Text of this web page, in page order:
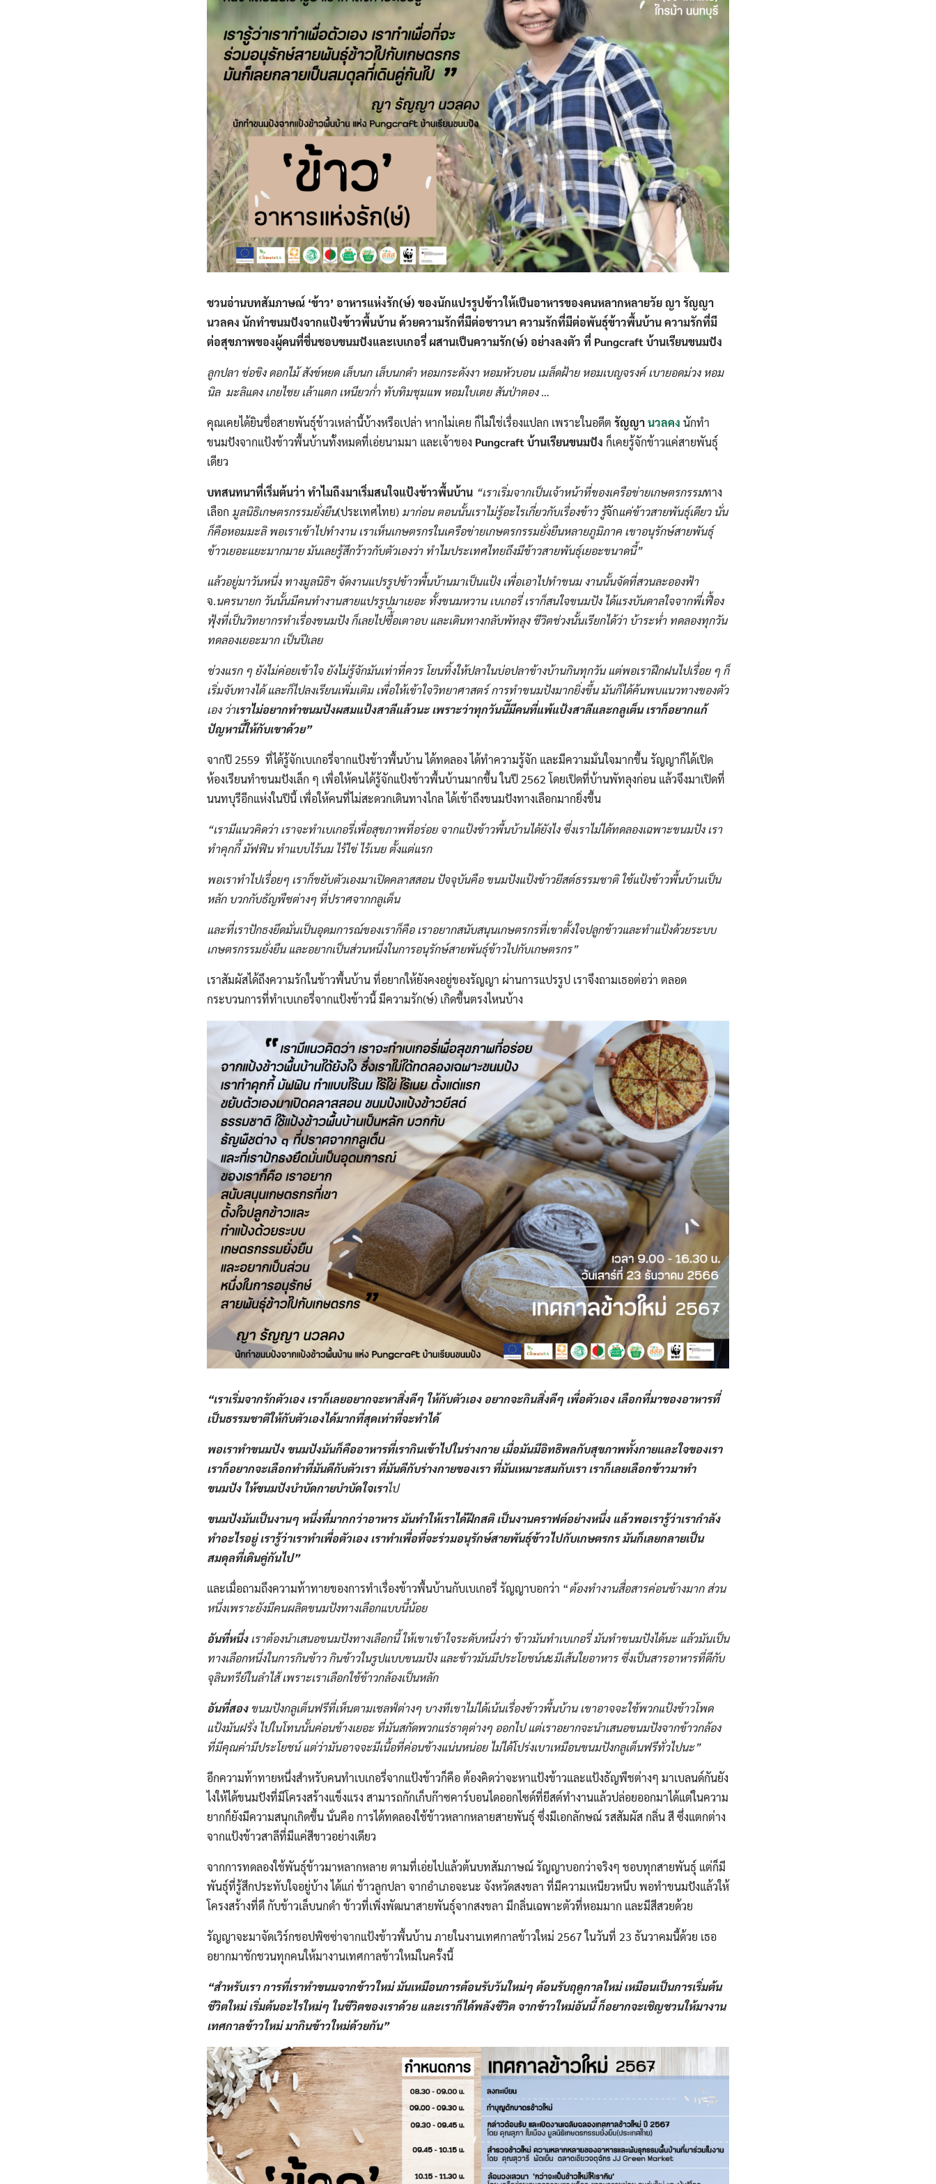
Search
for: Search
ชวนอ่านบทสัมภาษณ์ ‘ข้าว’ อาหารแห่งรัก(ษ์) ของนักแปรรูปข้าวให้เป็นอาหารของคนหลากหลายวัย ญา รัญญา
นวลคง นักทำขนมปังจากแป้งข้าวพื้นบ้าน ด้วยความรักที่มีต่อชาวนา ความรักที่มีต่อพันธุ์ข้าวพื้นบ้าน ความรักที่มี
ต่อสุขภาพของผู้คนที่ชื่นชอบขนมปังและเบเกอรี่ ผสานเป็นความรัก(ษ์) อย่างลงตัว ที่ Pungcraftบ้านเรียนขนมปัง
ลูกปลา​ ช่อขิง​ ดอกไม้​ สังข์หยด​ เล็บนก​ เล็บนกดำ​ หอมกระดังงา​ หอมหัวบอน​ เมล็ดฝ้าย​ หอมเบญจรงค์​ เบายอดม่วง​ หอม
นิล มะลิแดง​ เกยไชย​ เล้าแตก​ เหนียวก่ำ​ ทับทิมชุมแพ หอมใบเตย​ สันป่าตอง​…
คุณเคยได้ยินชื่อสายพันธุ์ข้าว​เหล่านี้บ้างหรือเปล่า​ หากไม่เคย​ ก็ไม่ใช่เรื่องแปลก เพราะในอดีต รัญญา​นวลคง ​ นักทำ
ขนมปังจากแป้งข้าวพื้นบ้าน​ทั้งหมดที่เอ่ยนามมา และเจ้าของ​ Pungcraftบ้านเรียนขนมปัง ​ ก็เคยรู้จักข้าวแค่สายพันธุ์​
เดียว
บทสนทนาที่เริ่มต้นว่าทำไมถึงมาเริ่มสนใจแป้งข้าวพื้นบ้าน​ “เราเริ่มจากเป็นเจ้าหน้าที่ของเครือข่ายเกษตรกรรมทาง
เลือก มูลนิธิ​เกษตรกรรม​ยั่งยืน(ประเทศไทย) ​มาก่อน​ ตอนนั้นเราไม่รู้อะไรเกี่ยวกับเรื่องข้าว​ รู้จักแค่ข้าวสายพันธุ์​เดียว​ นั่น
ก็คือหอมมะลิ​ พอเราเข้าไปทำงาน​ เราเห็นเกษตรกรในเครือข่าย​เกษตรกรรมยั่งยืนหลายภูมิภาค เขาอนุรักษ์สายพันธุ์​
ข้าวเยอะแยะมากมาย​ มันเลยรู้สึกว้าวกับตัวเองว่า​ ทำไมประเทศไทยถึงมีข้าวสายพันธุ์​เยอะขนาดนี้”
แล้วอยู่มาวันหนึ่ง​ ทางมูลนิธิ​ฯ​ จัดงานแปรรูป​ข้าวพื้นบ้านมาเป็นแป้ง​ เพื่อเอาไปทำขนม​งานนั้นจัดที่สวนละอองฟ้า​
จ.นครนายก วันนั้นมีคนทำงานสายแปรรูปมาเยอะ ทั้งขนมหวาน​ เบเกอรี่​ เราก็สนใจขนมปัง​ ได้แรงบันดาลใจจากพี่เฟื้อง
ฟุ้งที่เป็นวิทยากรทำเรื่องขนมปัง ก็เลยไปซื้ิอเตาอบ และเดินทางกลับพัทลุง​ ชีวิตช่วงนั้นเรียกได้ว่า บ้าระห่ำ ทดลองทุกวัน​
ทดลองเยอะมาก​ เป็นปีเลย
ช่วงแรก ๆ​ ยังไม่ค่อยเข้าใจ​ ยังไม่รู้จักมันเท่าที่ควร โยนทิ้งให้ปลาในบ่อปลาข้างบ้านกินทุกวัน​ แต่พอเราฝึกฝนไปเรื่อย ๆ​ ก็
เริ่มจับทางได้​ และก็ไปลงเรียนเพิ่มเติม เพื่อให้เข้าใจวิทยาศาสตร์ การทำขนมปังมากยิ่งขึ้น​ มันก็ได้ค้นพบแนวทางของตัว
เอง​ ว่าเราไม่อยากทำขนมปังผสมแป้งสาลีแล้วนะ​ เพราะว่าทุกวันนีัมีคนที่แพ้แป้งสาลี​และกลูเต็น เราก็อยากแก้
ปัญหานี้ให้กับเขาด้วย”
จากปี​ 2559 ที่ได้รู้จักเบเกอรี่จากแป้งข้าวพื้นบ้าน​ ได้ทดลอง​ ได้ทำความรู้จัก​ และมีความมั่นใจมากขึ้น​ รัญญาก็ได้เปิด
ห้องเรียนทำขนมปังเล็ก ๆ​ เพื่อให้คนได้รู้จักแป้งข้าวพื้นบ้านมากขึ้น​ ในปี​ 2562 โดยเปิดที่บ้านพัทลุงก่อน​ แล้วจึงมาเปิดที่
นนทบุรีอีกแห่งในปีนี้​ เพื่อให้คนที่ไม่สะดวกเดินทางไกล​ ได้เข้าถึงขนมปังทางเลือกมากยิ่งขึ้น
“เรามีแนวคิดว่า​ เราจะทำเบเกอรี่เพื่อสุขภาพที่อร่อย​ จากแป้งข้าวพื้นบ้านได้ยังไง​ ซึ่งเราไม่ได้ทดลองเฉพาะ​ขนมปัง​ เรา
ทำคุกกี้​ มัฟฟิน​​ ทำแบบไร้นม ไร้ไข่ ไร้เนย ตั้งแต่แรก
พอเราทำไปเรื่อยๆ​ เราก็ขยับตัวเองมาเปิดคลาสสอน​ ปัจจุบัน​คือ​ ขนมปังแป้งข้าวยีสต์​ธรรมชาติ​​ ใช้แป้งข้าวพื้นบ้านเป็น
หลัก​ บวกกับธัญพืช​ต่างๆ​ ที่ปราศจาก​กลูเต็น
และที่เราปักธงยึดมั่นเป็นอุดมการณ์ของเราก็คือ​ เราอยากสนับสนุน​เกษตรกรที่เขาตั้งใจปลูกข้าวและทำแป้งด้วยระบบ
เกษตรกร​รมยั่งยืน​ และอยากเป็นส่วนหนึ่งในการอนุรักษ์​สายพันธุ์​ข้าวไปกับเกษตรกร”
เราสัมผัสได้ถึงความรักในข้าวพื้นบ้าน​ ที่อยากให้ยังคงอยู่ของรัญญา​ ผ่านการแปรรูป เราจึงถามเธอต่อว่า​ ตลอด
กระบวนการที่ทำเบเกอรี่จากแป้งข้าวนี้​ มีความรัก(ษ์)​ เกิดขึ้นตรงไหนบ้าง
“เราเริ่มจากรักตัวเอง​ เราก็เลยอยากจะหาสิ่งดีๆ​ ให้กับตัวเอง​ อยากจะกินสิ่งดีๆ​ เพื่อตัวเอง​ เลือกที่มาของอาหารที่
เป็นธรรมชาติให้กับตัวเองได้มากที่สุดเท่าที่จะทำได้​
พอเราทำขนมปัง​ ขนมปังมันก็คืออาหารที่เรากินเข้าไปในร่างกาย​ เมื่อมันมีอิทธิพล​กับสุขภาพทั้งกายและใจของเรา​
เราก็อยากจะเลือกทำที่มันดีกับตัวเรา​ ที่มันดีกับร่างกาย​ของเรา​ ที่มันเหมาะสมกับเรา​ เราก็เลยเลือกข้าวมาทำ
ขนมปัง​ ให้ขนมปังบำบัดกายบำบัด​ใจเราไป
ขนมปังมันเป็นงานๆ​ หนึ่งที่มากกว่าอาหาร​ มันทำให้เราได้ฝึกสติ​ เป็นงานคราฟต์อย่างหนึ่ง​ แล้วพอเรารู้ว่าเรากำลัง
ทำอะไรอยู่​ เรารู้ว่าเราทำเพื่อตัวเอง​ เราทำเพื่อที่จะร่วมอนุรักษ์​สายพันธุ์ข้าวไปกับเกษตรกร​ มันก็เลยกลายเป็น
สมดุลที่เดินคู่กันไป​”
และเมื่อถามถึงความท้าทายของการทำเรื่องข้าวพื้นบ้านกับเบเกอรี่​ รัญญาบอกว่า​​ “ต้องทำงานสื่อสารค่อนข้างมาก​ ส่วน
หนึ่งเพราะยังมีคนผลิตขนมปังทางเลือกแบบนี้น้อย
อันที่หนึ่ง เราต้องนำเสนอขนมปังทางเลือกนี้​ ให้เขาเข้าใจระดับหนึ่งว่า​ ข้าวมันทำเบเกอรี่​ มันทำขนมปัง​ได้นะ​ แล้วมันเป็น
ทางเลือกหนึ่งในการกินข้าว​ กินข้าวในรูปแบบขนมปัง​ และข้าวมันมีประโยชน์นะมีเส้นใยอาหาร ซึ่งเป็นสารอาหาร​ที่ดีกับ
จุลินทรีย์​ในลำไส้​ เพราะเราเลือกใช้ข้าวกล้องเป็นหลัก
อันที่สอง​ ขนมปังกลูเต็นฟรีที่เห็นตามเชลฟ์ต่างๆ​ บางทีเขาไม่ได้เน้นเรื่องข้าวพื้นบ้าน​ เขาอาจจะใช้พวกแป้งข้าวโพด​
แป้งมันฝรั่ง​ ไปในโทนนั้นค่อนข้างเยอะ​ ที่มันสกัดพวกแร่ธาตุต่างๆ​ ออกไป​ แต่เราอยากจะนำเสนอขนมปังจากข้าวกล้อง​
ที่มีคุณค่ามีประโยชน์​ แต่ว่ามันอาจจะมีเนื้อที่ค่อนข้างแน่นหน่อย​ ไม่ได้โปร่งเบาเหมือนขนมปัง​กลูเต็นฟรีทั่วไปนะ”
อีกความท้าทายหนึ่งสำหรับคนทำเบเกอรี่จากแป้งข้าวก็คือ​ ต้องคิดว่าจะหาแป้งข้าวและแป้งธัญพืชต่างๆ​ มาเบลนด์กันยัง
ไงให้ได้ขนมปังที่มีโครงสร้าง​แข็งแรง​ สามารถกักเก็บก๊าซคาร์บอนไดออกไซด์​ที่ยีสต์ทำงานแล้วปล่อยออกมาได้​แต่ในความ
ยากก็ยังมีความสนุกเกิดขึ้น​ นั่นคือ​ การได้ทดลองใช้ข้าวหลากหลายสายพันธุ์​ ซึ่งมีเอกลักษณ์​ รสสัมผัส​ กลิ่น​ สี​ ซึ่งแตกต่าง
จากแป้งข้าวสาลีที่มีแค่สีขาวอย่างเดียว
จากการทดลองใช้พันธุ์ข้าวมาหลากหลาย​ ตามที่เอ่ยไปแล้วต้นบทสัมภาษณ์​ รัญญาบอกว่าจริงๆ​ ชอบทุกสายพันธุ์ แต่ก็มี
พันธุ์​ที่รู้สึกประทับใจ​อยู่บ้าง​ ได้แก่​ ข้าวลูกปลา​ จากอำเภอ​จะนะ​ จังหวัดสงขลา​ ที่มีความเหนียวหนึบ​ พอทำขนมปังแล้วให้
โครงสร้างที่ดี​ กับข้าวเล็บนกดำ​ ข้าวที่เพิ่งพัฒนาสายพันธุ์​จากสงขลา​ มีกลิ่นเฉพาะตัว​ที่หอมมาก​ และมีสีสวยด้วย
รัญญาจะมาจัดเวิร์กชอปพิซซ่าจากแป้งข้าวพื้นบ้าน​ ภายในงานเทศกาลข้าวใหม่​ 2567 ในวันที่ 23​ ธันวาคมนี้ด้วย​ เธอ
อยากมาชักชวนทุกคนให้มางานเทศกาลข้าวใหม่ในครั้งนี้
“สำหรับเรา​ การที่เราทำขนมจากข้าวใหม่​ มันเหมือนการต้อนรับวันใหม่ๆ​ ต้อนรับฤดูกาล​ใหม่​ เหมือนเป็นการเริ่มต้น
ชีวิตใหม่​ เริ่มต้นอะไรใหม่ๆ​ ในชีวิตของเราด้วย​ และเราก็ได้พลังชีวิต จากข้าวใหม่อันนี้​ ก็อยากจะเชิญชวนให้มางาน
เทศกาล​ข้าวใหม่​ มากินข้าวใหม่ด้วยกัน”